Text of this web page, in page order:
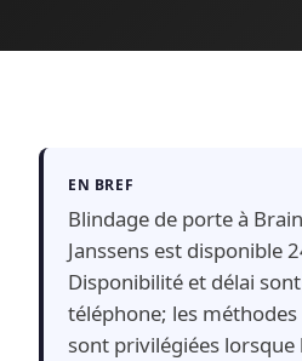
EN BREF
Blindage de porte à
Janssens est disponible
Disponibilité et délai
téléphone; les
sont privilégiées lorsque